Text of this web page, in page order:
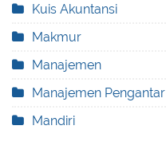
Kuis Akuntansi
Makmur
Manajemen
Manajemen Pengantar
Mandiri